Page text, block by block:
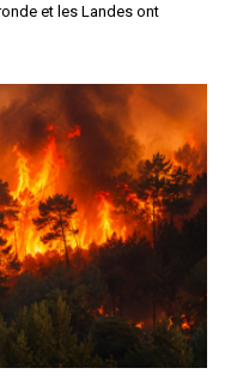
et les Landes ont